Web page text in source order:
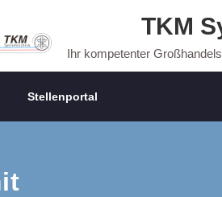
TKM
Ihr kompetenter
Stellenportal